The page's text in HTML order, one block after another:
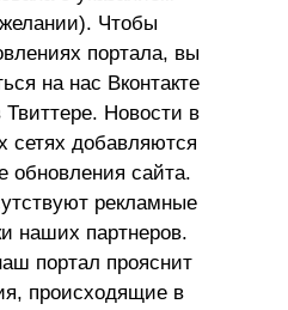
Чтобы
портала, вы
на нас Вконтакте
Новости в
сетях добавляются
обновления сайта.
рекламные
наших партнеров.
портал прояснит
происходящие в